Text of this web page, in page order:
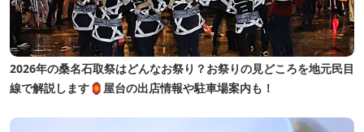
2026年の桑名石取祭はどんなお祭り？お祭りの見どころを地元民目
線で解説します🏮屋台の出店情報や駐車場案内も！